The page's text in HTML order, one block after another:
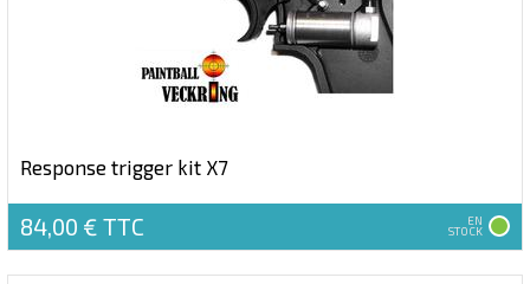
Response trigger kit X7
84,00 € TTC EN
STOCK